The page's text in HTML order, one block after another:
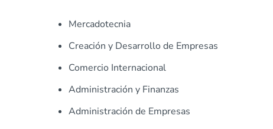
Mercadotecnia
Creación y Desarrollo de Empresas
Comercio Internacional
Administración y Finanzas
Administración de Empresas